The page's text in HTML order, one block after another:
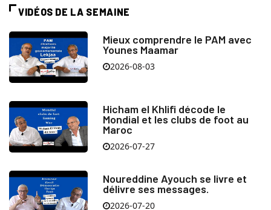
VIDÉOS DE LA SEMAINE
Mieux comprendre le PAM avec
Younes Maamar
2026-08-03
Hicham el Khlifi décode le
Mondial et les clubs de foot au
Maroc
2026-07-27
Noureddine Ayouch se livre et
délivre ses messages.
2026-07-20